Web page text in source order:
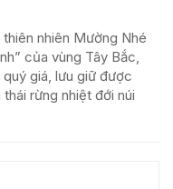
nhiên Mường Nhé
của vùng Tây Bắc,
quý giá, lưu giữ được
rừng nhiệt đới núi